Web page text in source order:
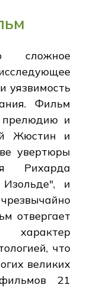
сложное
уязвимость
Фильм
и
Жюстин и
увертюры
Рихарда
и
отвергает
характер
что
великих
фильмов 21